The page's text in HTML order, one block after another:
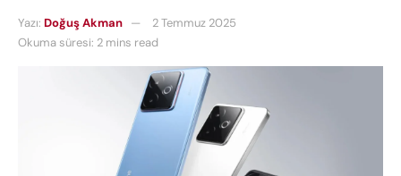
Yazı: Doğuş Akman
2 Temmuz 2025
Okuma süresi: 2 mins read